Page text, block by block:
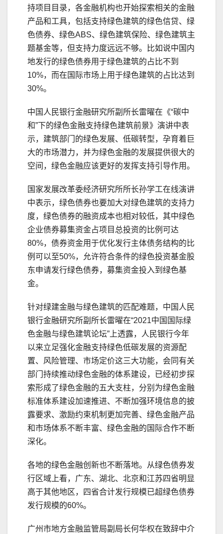
持项目目录，各金融机构也开始探索相关的金融
产品和工具，包括支持绿色建筑的绿色信贷、绿
色债券、绿色ABS、绿色建筑保险、绿色建筑主
题基金等，但支持力度远远不够。比如说中国内
地发行的绿色债券用于绿色建筑的占比不到
10%，而在国际市场上用于绿色建筑的占比达到
30%。
中国人民银行金融研究所副所长雷曜在《“碳中
和”下的绿色金融支持绿色建筑前景》演讲中表
示，建筑部门的绿色发展、低碳转型，孕育着巨
大的市场潜力，并为绿色金融的发展提供很大的
空间，绿色金融应该更好的发挥支持引导作用。
国家发展改革委经济研究所所长孙学工在线演讲
中表示，绿色债券也要加大对绿色建筑的支持力
度，绿色债券的融资成本也相对较低，其中绿色
企业债券募集资金占项目总投资的比例可达
80%，债券资金用于优化发行主体债务结构的比
例可以至50%，允许符合条件的绿色投资基金股
东申请发行绿色债券，募集资金投入到绿色基
金。
针对绿建金融与绿色建筑的匹配难题，中国人民
银行金融研究所副所长雷曜在“2021中国国际绿
色金融与绿色建筑论坛”上透露，人民银行今年
以来立足强化金融支持绿色低碳发展的资源配
置、风险管理、市场定价这三大功能，会同有关
部门持续推动绿色金融的体系建设，已经初步探
索形成了绿色金融的五大支柱，分别为绿色金融
标准体系建设加速推进、不断加强环境信息的披
露要求、激励约束机制更加完善、绿色金融产品
和市场体系不断丰富、绿色金融的国际合作不断
深化。
各地的绿色金融创新也不断落地。从绿色债券发
行区域上看，广东、湖北、北京和江苏四省明显
高于其他地区，四省合计发行规模已超绿色债券
发行规模的60%。
广州市地方金融监管局副局长何华权在致辞中介